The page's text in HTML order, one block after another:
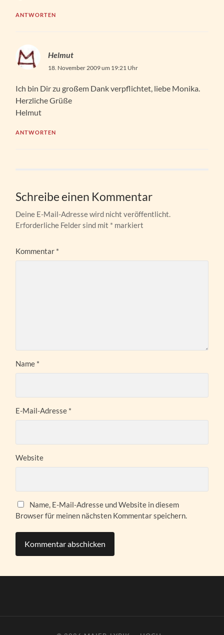
ANTWORTEN
Helmut
18. November 2009 um 19:21 Uhr
Ich bin Dir zu großem Dank verpflichtet, liebe Monika.
Herzliche Grüße
Helmut
ANTWORTEN
Schreibe einen Kommentar
Deine E-Mail-Adresse wird nicht veröffentlicht.
Erforderliche Felder sind mit * markiert
Kommentar *
Name *
E-Mail-Adresse *
Website
Name, E-Mail-Adresse und Website in diesem
Browser für meinen nächsten Kommentar speichern.